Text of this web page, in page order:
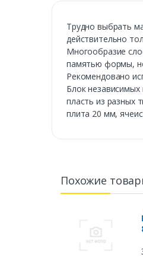
Трудно выбрать
действительно
Многообразие
памятью формы,
Рекомендовано
Блок
пласть из разных
плита 20 мм,
Похожие